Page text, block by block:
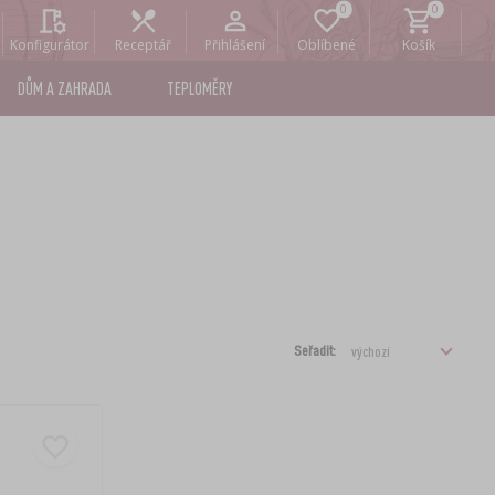
Konfigurátor Receptář Přihlášení Oblíbené Košík
DŮM A ZAHRADA TEPLOMĚRY
Seřadit: